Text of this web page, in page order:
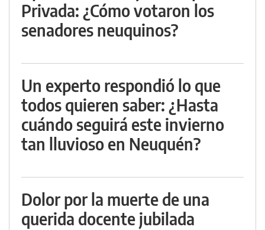
Privada: ¿Cómo votaron los
senadores neuquinos?
Un experto respondió lo que
todos quieren saber: ¿Hasta
cuándo seguirá este invierno
tan lluvioso en Neuquén?
Dolor por la muerte de una
querida docente jubilada